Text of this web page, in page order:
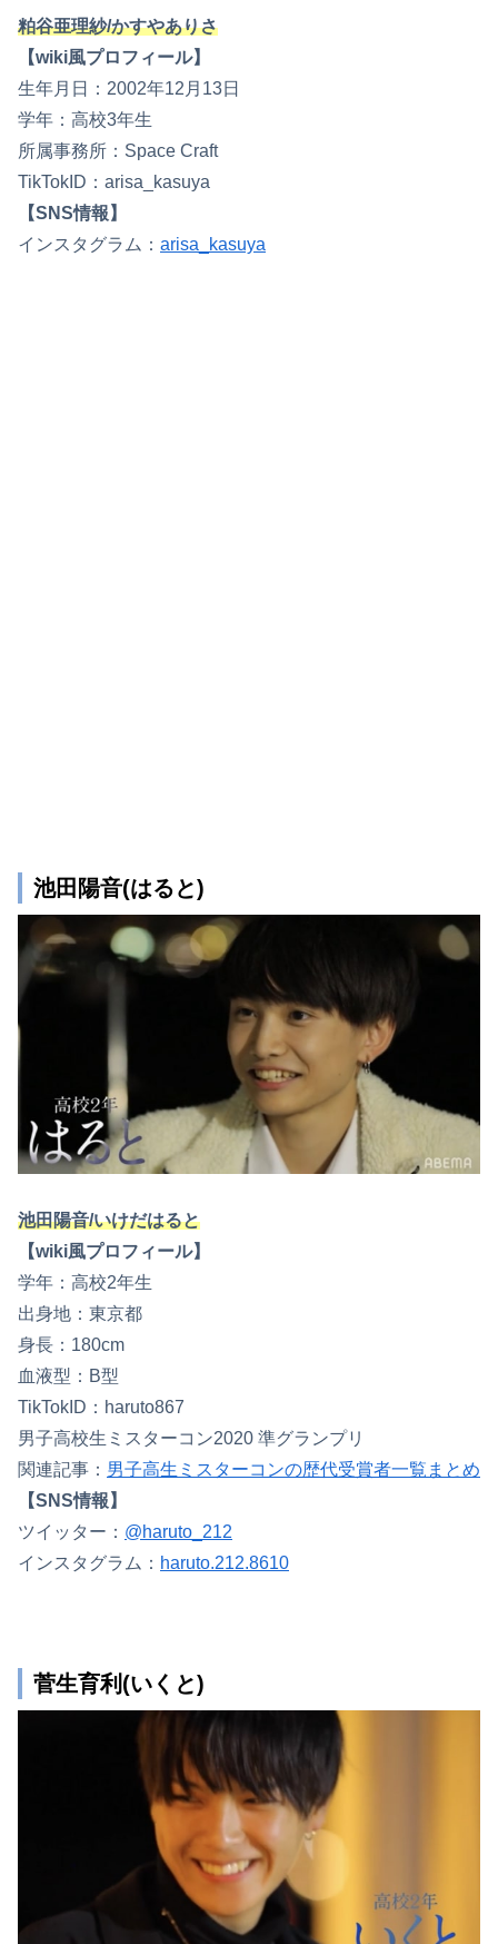
粕谷亜理紗/かすやありさ
【wiki風プロフィール】
生年月日：2002年12月13日
学年：高校3年生
所属事務所：Space Craft
TikTokID：arisa_kasuya
【SNS情報】
インスタグラム： arisa_kasuya
池田陽音(はると)
池田陽音/いけだはると
【wiki風プロフィール】
学年：高校2年生
出身地：東京都
身長：180cm
血液型：B型
TikTokID：haruto867
男子高校生ミスターコン2020 準グランプリ
関連記事： 男子高生ミスターコンの歴代受賞者一覧まとめ
【SNS情報】
ツイッター： @haruto_212
インスタグラム： haruto.212.8610
菅生育利(いくと)